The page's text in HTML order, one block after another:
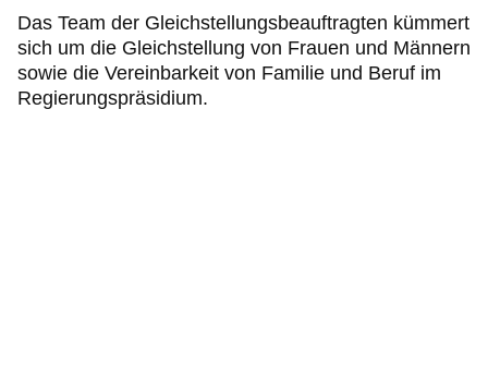
Das Team der Gleichstellungsbeauftragten kümmert
sich um die Gleichstellung von Frauen und Männern
sowie die Vereinbarkeit von Familie und Beruf im
Regierungspräsidium.